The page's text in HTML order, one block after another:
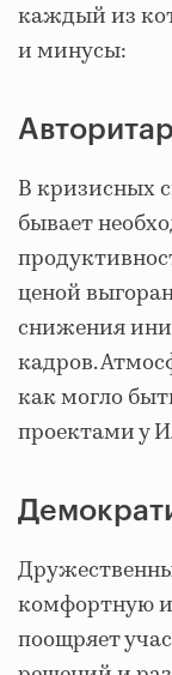
каждый из
и минусы:
В кризисных
бывает
ценой
снижения
кадров.
как могло
проектами у
комфортную
поощряет